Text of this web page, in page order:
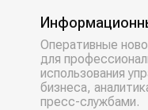
Оперативные
для
использования
бизнеса,
пресс-службами.